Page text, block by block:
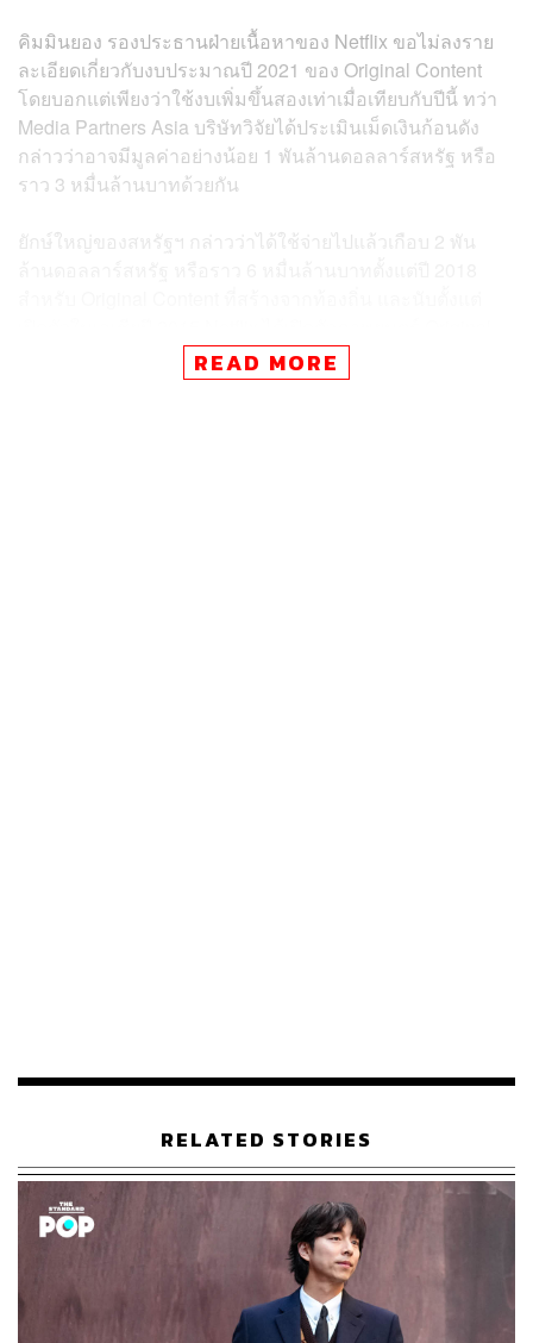
คิมมินยอง รองประธานฝ่ายเนื้อหาของ Netflix ขอไม่ลงราย
ละเอียดเกี่ยวกับงบประมาณปี 2021 ของ Original Content
โดยบอกแต่เพียงว่าใช้งบเพิ่มขึ้นสองเท่าเมื่อเทียบกับปีนี้ ทว่า
Media Partners Asia บริษัทวิจัยได้ประเมินเม็ดเงินก้อนดัง
กล่าวว่าอาจมีมูลค่าอย่างน้อย 1 พันล้านดอลลาร์สหรัฐ หรือ
ราว 3 หมื่นล้านบาทด้วยกัน
ยักษ์ใหญ่ของสหรัฐฯ กล่าวว่าได้ใช้จ่ายไปแล้วเกือบ 2 พัน
Content มากกว่า 220 รายการ
ใหม่ของ Netflix ในเอเชียแปซิฟิกเพิ่ม 46% ในไตรมาสนี้
จนถึงเดือนกันยายน ซึ่งเป็นตัวเลขที่เพิ่มขึ้นสูงสุด ขณะที่
รายรับเพิ่มขึ้น 66% เมื่อเทียบกับปีที่แล้ว
นอกเหนือจากการดัดแปลงซีรีส์ยอดนิยม และโปรเจกต์
แอนิเมชันใหม่ 5 เรื่องแล้ว Netflix จะลงทุนในเนื้อหาจาก
อินเดียและประเทศตะวันออกเฉียงใต้ เช่น ไทยและ
อินโดนีเซีย
READ MORE
RELATED STORIES